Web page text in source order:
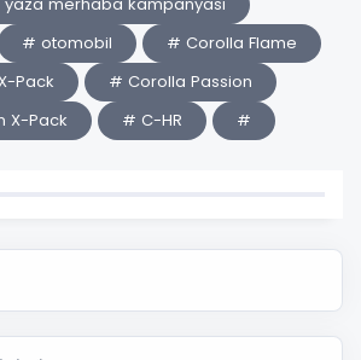
# otomobil
# Corolla Flame
Pack
# Corolla Passion
X-Pack
# C-HR #